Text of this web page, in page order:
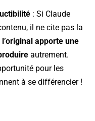
: Si Claude
il ne cite pas la
l’original apporte une
autrement.
pour les
à se différencier !